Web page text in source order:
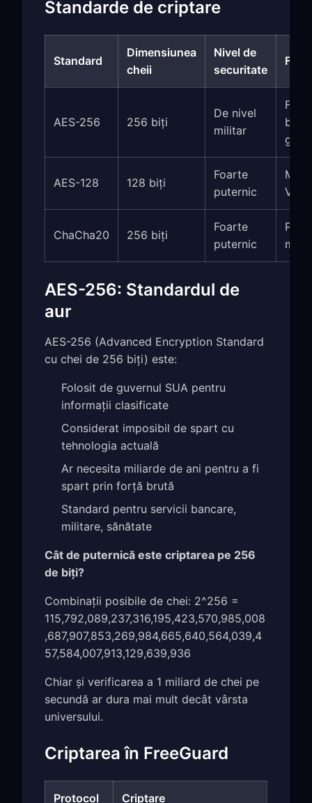
Standarde de criptare
Standard
Dimensiunea
cheii
Nivel de
securitate
AES-256 256 biți
De nivel
militar
AES-128 128 biți
Foarte
puternic
ChaCha20 256 biți
Foarte
puternic
AES-256: Standardul de
aur
AES-256 (Advanced Encryption Standard
cu chei de 256 biți) este:
Folosit de guvernul SUA pentru
informații clasificate
Considerat imposibil de spart cu
tehnologia actuală
Ar necesita miliarde de ani pentru a fi
spart prin forță brută
Standard pentru servicii bancare,
militare, sănătate
Cât de puternică este criptarea pe 256
de biți?
Combinații posibile de chei: 2^256 =
115,792,089,237,316,195,423,570,985,008
,687,907,853,269,984,665,640,564,039,4
57,584,007,913,129,639,936
Chiar și verificarea a 1 miliard de chei pe
secundă ar dura mai mult decât vârsta
universului.
Criptarea în FreeGuard
Protocol Criptare